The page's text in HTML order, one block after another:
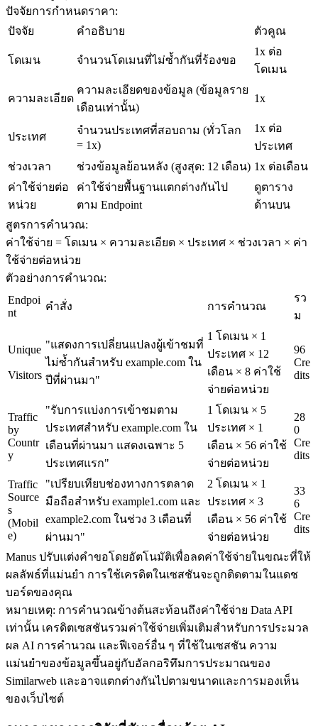
ปัจจัยการกำหนดราคา:
ปัจจัย
คำอธิบาย ตัวคูณ
โดเมน จำนวนโดเมนที่ไม่ซ้ำกันที่ร้องขอ
1x ต่อ
โดเมน
ความละเอียด
ความละเอียดของข้อมูล (ข้อมูลราย
เดือนเท่านั้น)
1x
ประเทศ
จำนวนประเทศที่สอบถาม (ทั่วโลก
= 1x)
1x ต่อ
ประเทศ
ช่วงเวลา
ช่วงข้อมูลย้อนหลัง (สูงสุด: 12 เดือน) 1x ต่อเดือน
ค่าใช้จ่ายต่อ
หน่วย
ค่าใช้จ่ายพื้นฐานแตกต่างกันไป
ตาม Endpoint
ดูตาราง
ด้านบน
สูตรการคำนวณ:
ค่าใช้จ่าย = โดเมน × ความละเอียด × ประเทศ × ช่วงเวลา × ค่า
ใช้จ่ายต่อหน่วย
ตัวอย่างการคำนวณ:
Endpoi
nt
คำสั่ง การคำนวณ
รว
ม
Unique
Visitors
"แสดงการเปลี่ยนแปลงผู้เข้าชมที่
ไม่ซ้ำกันสำหรับ example.com ใน
ปีที่ผ่านมา"
1 โดเมน × 1
ประเทศ × 12
เดือน × 8 ค่าใช้
จ่ายต่อหน่วย
96
Cre
dits
Traffic
by
Countr
y
"รับการแบ่งการเข้าชมตาม
ประเทศสำหรับ example.com ใน
เดือนที่ผ่านมา แสดงเฉพาะ 5
ประเทศแรก"
1 โดเมน × 5
ประเทศ × 1
เดือน × 56 ค่าใช้
จ่ายต่อหน่วย
28
0
Cre
dits
Traffic
Source
s
(Mobil
e)
"เปรียบเทียบช่องทางการตลาด
มือถือสำหรับ example1.com และ
example2.com ในช่วง 3 เดือนที่
ผ่านมา"
2 โดเมน × 1
ประเทศ × 3
เดือน × 56 ค่าใช้
จ่ายต่อหน่วย
33
6
Cre
dits
Manus ปรับแต่งคำขอโดยอัตโนมัติเพื่อลดค่าใช้จ่ายในขณะที่ให้
ผลลัพธ์ที่แม่นยำ การใช้เครดิตในเซสชันจะถูกติดตามในแดช
บอร์ดของคุณ
หมายเหตุ: การคำนวณข้างต้นสะท้อนถึงค่าใช้จ่าย Data API
เท่านั้น เครดิตเซสชันรวมค่าใช้จ่ายเพิ่มเติมสำหรับการประมวล
ผล AI การคำนวณ และฟีเจอร์อื่น ๆ ที่ใช้ในเซสชัน ความ
แม่นยำของข้อมูลขึ้นอยู่กับอัลกอริทึมการประมาณของ
Similarweb และอาจแตกต่างกันไปตามขนาดและการมองเห็น
ของเว็บไซต์